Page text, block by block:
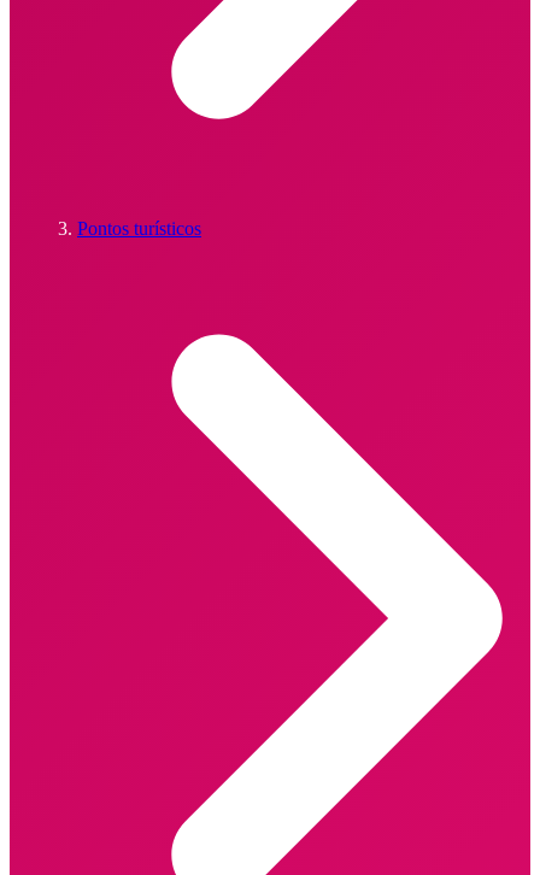
Pontos turísticos